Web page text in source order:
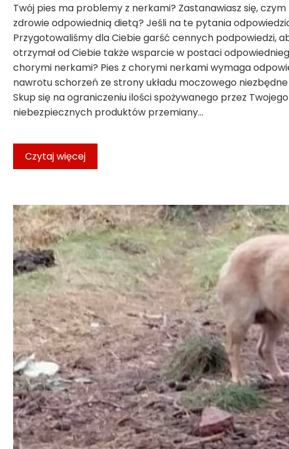
Twój pies ma problemy z nerkami? Zastanawiasz się,
zdrowie odpowiednią dietą? Jeśli na te pytania
Przygotowaliśmy dla Ciebie garść cennych podpowiedzi,
otrzymał od Ciebie także wsparcie w postaci
chorymi nerkami? Pies z chorymi nerkami wymaga
nawrotu schorzeń ze strony układu moczowego
Skup się na ograniczeniu ilości spożywanego przez
niebezpiecznych produktów przemiany…
Czytaj więcej